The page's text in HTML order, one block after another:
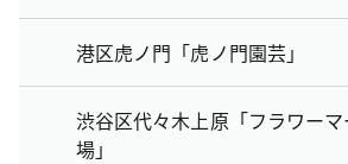
港区虎ノ門「虎ノ門園芸」
渋谷区代々木上原「フラワー
場」